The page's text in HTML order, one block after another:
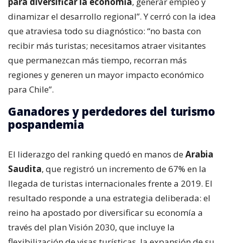
dinamizar el desarrollo regional”. Y cerró con la idea
que atraviesa todo su diagnóstico: “no basta con
recibir más turistas; necesitamos atraer visitantes
que permanezcan más tiempo, recorran más
regiones y generen un mayor impacto económico
para Chile”.
Ganadores y perdedores del turismo
pospandemia
El liderazgo del ranking quedó en manos deArabia
Saudita, que registró un incremento de 67% en la
llegada de turistas internacionales frente a 2019. El
resultado responde a una estrategia deliberada: el
reino ha apostado por diversificar su economía a
través del plan Visión 2030, que incluye la